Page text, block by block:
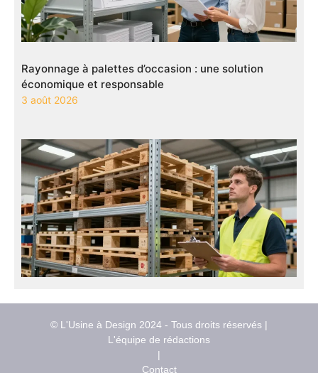
Rayonnage à palettes d’occasion : une solution
économique et responsable
3 août 2026
© L'Usine à Design 2024 - Tous droits réservés |
L'équipe de rédactions
|
Contact